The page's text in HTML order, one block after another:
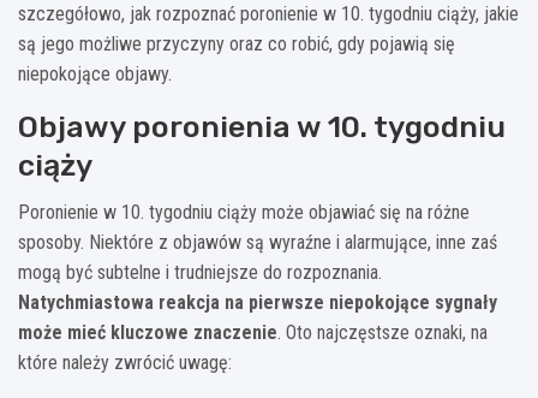
szczegółowo, jak rozpoznać poronienie w 10. tygodniu ciąży, jakie
są jego możliwe przyczyny oraz co robić, gdy pojawią się
niepokojące objawy.
Objawy poronienia w 10. tygodniu
ciąży
Poronienie w 10. tygodniu ciąży może objawiać się na różne
sposoby. Niektóre z objawów są wyraźne i alarmujące, inne zaś
mogą być subtelne i trudniejsze do rozpoznania.
Natychmiastowa reakcja na pierwsze niepokojące sygnały
może mieć kluczowe znaczenie. Oto najczęstsze oznaki, na
które należy zwrócić uwagę: